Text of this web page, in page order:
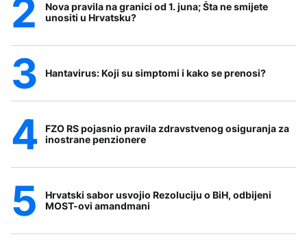
Nova pravila na granici od 1. juna; Šta ne smijete
unositi u Hrvatsku?
Hantavirus: Koji su simptomi i kako se prenosi?
FZO RS pojasnio pravila zdravstvenog osiguranja za
inostrane penzionere
Hrvatski sabor usvojio Rezoluciju o BiH, odbijeni
MOST-ovi amandmani